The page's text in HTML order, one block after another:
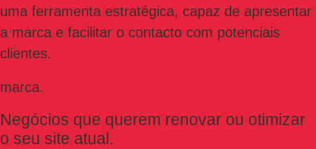
uma ferramenta estratégica, capaz de apresentar
a marca e facilitar o contacto com potenciais
clientes.
marca.
Negócios que querem renovar ou otimizar
o seu site atual.